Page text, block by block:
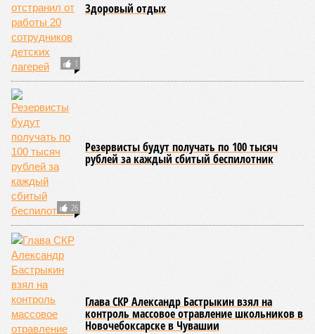
1
Здоровый отдых
26
Резервисты будут получать по 100 тысяч
рублей за каждый сбитый беспилотник
Глава СКР Александр Бастрыкин взял на
контроль массовое отравление школьников в
Новочебоксарске в Чувашии